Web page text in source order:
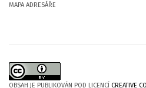
MAPA ADRESÁŘE
OBSAH JE PUBLIKOVÁN POD LICENCÍ CREATIVE